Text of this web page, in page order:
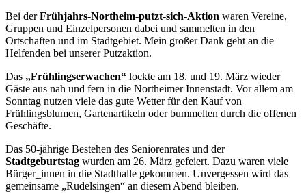
Bei derFrühjahrs-Northeim-putzt-sich-Aktion waren Vereine,
Gruppen und Einzelpersonen dabei und sammelten in den
Ortschaften und im Stadtgebiet. Mein großer Dank geht an die
Helfenden bei unserer Putzaktion.
Das „Frühlingserwachen“ lockte am 18. und 19. März wieder
Gäste aus nah und fern in die Northeimer Innenstadt. Vor allem am
Sonntag nutzen viele das gute Wetter für den Kauf von
Frühlingsblumen, Gartenartikeln oder bummelten durch die offenen
Geschäfte.
Das 50-jährige Bestehen des Seniorenrates und der
Stadtgeburtstag wurden am 26. März gefeiert. Dazu waren viele
Bürger_innen in die Stadthalle gekommen. Unvergessen wird das
gemeinsame „Rudelsingen“ an diesem Abend bleiben.